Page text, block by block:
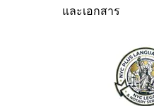
และเอกสาร